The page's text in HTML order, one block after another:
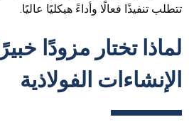
تتطلب تنفيذًا فعالًا وأداءً هيكليًا عاليًا.
لماذا تختار مزودًا
الإنشاءات الفولاذية